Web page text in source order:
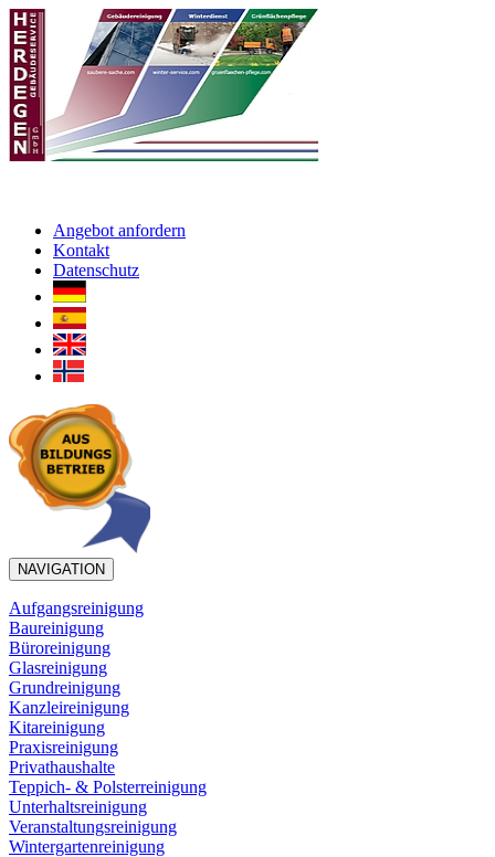
Angebot anfordern
Kontakt
Datenschutz
NAVIGATION
Aufgangsreinigung
Baureinigung
Büroreinigung
Glasreinigung
Grundreinigung
Kanzleireinigung
Kitareinigung
Praxisreinigung
Privathaushalte
Teppich- & Polsterreinigung
Unterhaltsreinigung
Veranstaltungsreinigung
Wintergartenreinigung